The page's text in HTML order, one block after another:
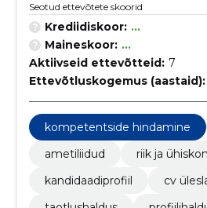
Seotud ettevõtete skoorid
Krediidiskoor: ...
Maineskoor: ...
Aktiivseid ettevõtteid: 7
Ettevõtluskogemus (aastaid):
kompetentside hindamine
ametiliidud
riik ja
kandidaadiprofiil
cv